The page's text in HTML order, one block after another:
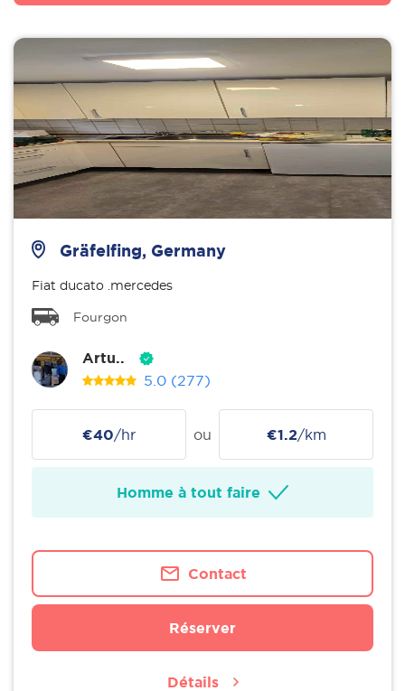
Gräfelfing, Germany
Fiat ducato .mercedes
Fourgon
Artu..
5.0 (277)
€40/hr ou €1.2/km
Homme à tout faire
Contact
Réserver
Détails